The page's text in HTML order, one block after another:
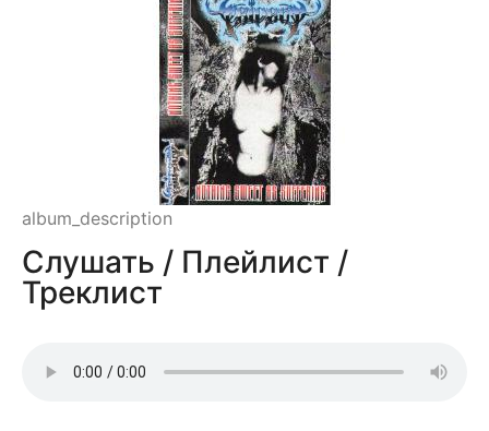
album_description
Слушать / Плейлист /
Треклист